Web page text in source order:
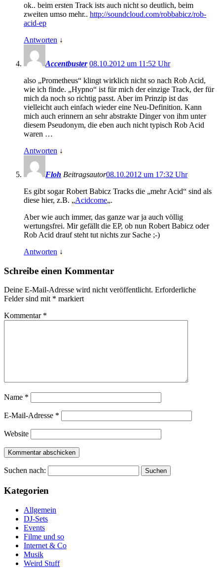
ok.. beim ersten Track ists auch nicht so deutlich, beim
zweiten umso mehr.. http://soundcloud.com/robbabicz/rob-
acid-ep
Antworten ↓
Accentbuster 08.10.2012 um 11:52 Uhr
also „Prometheus“ klingt wirklich nicht so nach Rob Acid,
wie ich finde. „Hypno“ ist für mich der einzige Track, der für
mich da noch so richtig passt. Aber im Prinzip ist das
vielleicht auch einfach wieder eine Neu-Definition. Kann
mich auch erinnern an sehr abstrakte Dinger von ihm unter
diesem Pseudonym, die eben auch nicht typisch Rob Acid
waren …
Antworten ↓
Floh Beitragsautor08.10.2012 um 17:32 Uhr
Es gibt sogar Robert Babicz Tracks die „mehr Acid“ sind als
diese hier, z.B. „Acidcome„.
Aber wie auch immer, das ganze war ja auch völlig
wertungsfrei. Mir gefällt die EP, ob nun Robert Babicz oder
Rob Acid drauf steht tut nichts zur Sache ;-)
Antworten ↓
Schreibe einen Kommentar
Deine E-Mail-Adresse wird nicht veröffentlicht. Erforderliche
Felder sind mit * markiert
Kommentar *
Name *
E-Mail-Adresse *
Website
Suchen nach:
Kategorien
Allgemein
DJ-Sets
Events
Filme und so
Internet & Co
Musik
Weird Stuff